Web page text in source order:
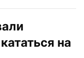
на